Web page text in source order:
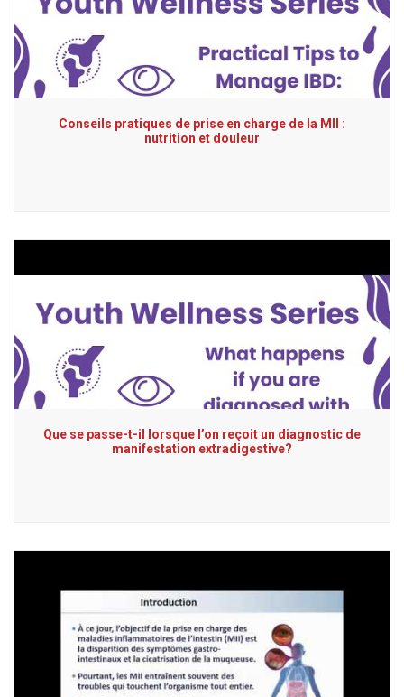
Conseils pratiques de prise en charge de la MII :
nutrition et douleur
Que se passe-t-il lorsque l’on reçoit un diagnostic de
manifestation extradigestive?